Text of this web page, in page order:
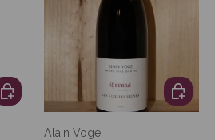
In den Warenkorb
Alain Voge
In den